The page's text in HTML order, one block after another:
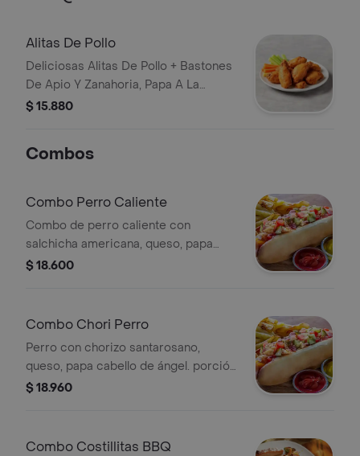
Alitas De Pollo
Deliciosas Alitas De Pollo + Bastones
De Apio Y Zanahoria, Papa A La
Francesa
$ 15.880
Combos
Combo Perro Caliente
Combo de perro caliente con
salchicha americana, queso, papa
cabello de ángel, porción de papas a
$ 18.600
Combo Chori Perro
Perro con chorizo santarosano,
queso, papa cabello de ángel. porción
de papa a la francesa y bebida a
$ 18.960
Combo Costillitas BBQ